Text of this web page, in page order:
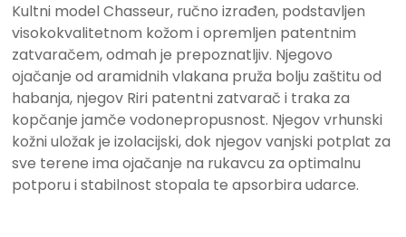
Kultni model Chasseur, ručno izrađen, podstavljen
visokokvalitetnom kožom i opremljen patentnim
zatvaračem, odmah je prepoznatljiv. Njegovo
ojačanje od aramidnih vlakana pruža bolju zaštitu od
habanja, njegov Riri patentni zatvarač i traka za
kopčanje jamče vodonepropusnost. Njegov vrhunski
kožni uložak je izolacijski, dok njegov vanjski potplat za
sve terene ima ojačanje na rukavcu za optimalnu
potporu i stabilnost stopala te apsorbira udarce.